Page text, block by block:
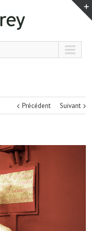
Précédent Suivant